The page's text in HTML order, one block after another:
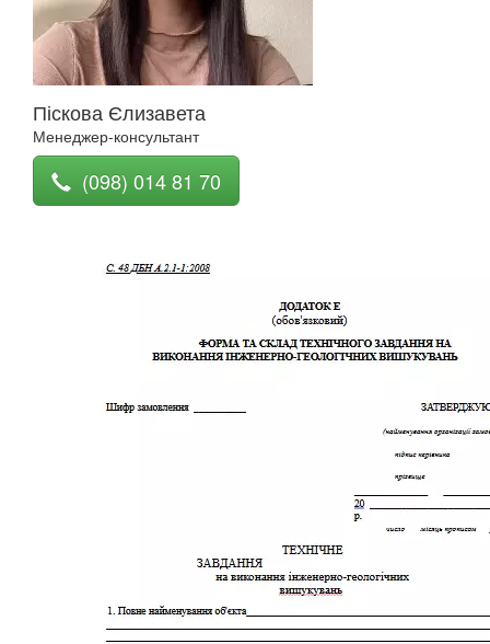
Піскова Єлизавета
Менеджер-консультант
(098) 014 81 70